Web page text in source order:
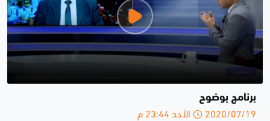
برنامج بوضوح
2020/07/19 الأحد 23:44 م